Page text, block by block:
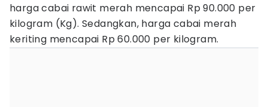
harga cabai rawit merah mencapai Rp 90.000 per
kilogram (Kg). Sedangkan, harga cabai merah
keriting mencapai Rp 60.000 per kilogram.